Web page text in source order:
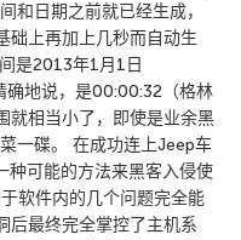
和日期之前就已经生成，
础上再加上几秒而自动生
是2013年1月1日
地说，是00:00:32（格林
就相当小了，即使是业余黑
一碟。 在成功连上Jeep车
种可能的方法来黑客入侵使
软件内的几个问题完全能
后最终完全掌控了主机系